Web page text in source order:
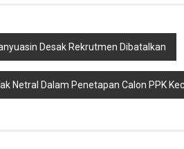
Desak Rekrutmen Dibatalkan
Netral Dalam Penetapan Calon PPK